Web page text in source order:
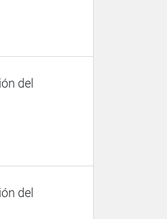
del
del